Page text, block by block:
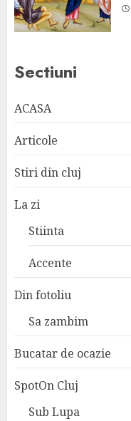
Sectiuni
ACASA
Articole
Stiri din cluj
La zi
Stiinta
Accente
Din fotoliu
Sa zambim
Bucatar de ocazie
SpotOn Cluj
Sub Lupa